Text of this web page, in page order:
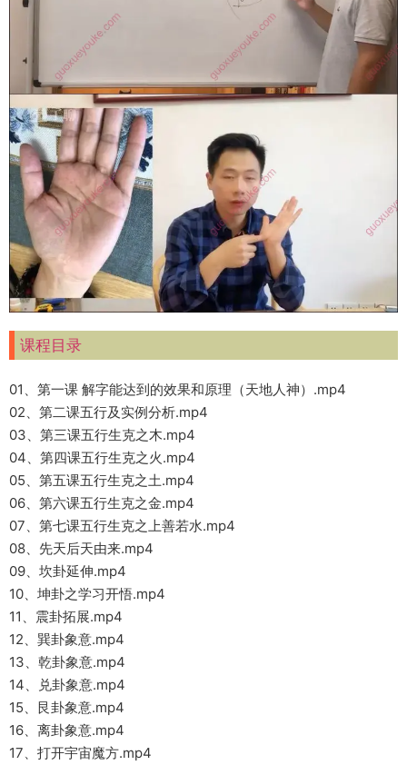
课程目录
01、第一课 解字能达到的效果和原理（天地人神）.mp4
02、第二课五行及实例分析.mp4
03、第三课五行生克之木.mp4
04、第四课五行生克之火.mp4
05、第五课五行生克之土.mp4
06、第六课五行生克之金.mp4
07、第七课五行生克之上善若水.mp4
08、先天后天由来.mp4
09、坎卦延伸.mp4
10、坤卦之学习开悟.mp4
11、震卦拓展.mp4
12、巽卦象意.mp4
13、乾卦象意.mp4
14、兑卦象意.mp4
15、艮卦象意.mp4
16、离卦象意.mp4
17、打开宇宙魔方.mp4